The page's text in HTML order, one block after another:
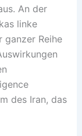
An der
linke
Reihe
des Iran, das